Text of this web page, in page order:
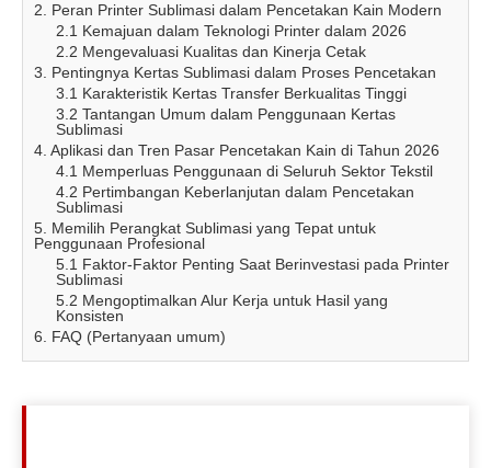
2. Peran Printer Sublimasi dalam Pencetakan Kain Modern
2.1 Kemajuan dalam Teknologi Printer dalam 2026
2.2 Mengevaluasi Kualitas dan Kinerja Cetak
3. Pentingnya Kertas Sublimasi dalam Proses Pencetakan
3.1 Karakteristik Kertas Transfer Berkualitas Tinggi
3.2 Tantangan Umum dalam Penggunaan Kertas
Sublimasi
4. Aplikasi dan Tren Pasar Pencetakan Kain di Tahun 2026
4.1 Memperluas Penggunaan di Seluruh Sektor Tekstil
4.2 Pertimbangan Keberlanjutan dalam Pencetakan
Sublimasi
5. Memilih Perangkat Sublimasi yang Tepat untuk
Penggunaan Profesional
5.1 Faktor-Faktor Penting Saat Berinvestasi pada Printer
Sublimasi
5.2 Mengoptimalkan Alur Kerja untuk Hasil yang
Konsisten
6. FAQ (Pertanyaan umum)